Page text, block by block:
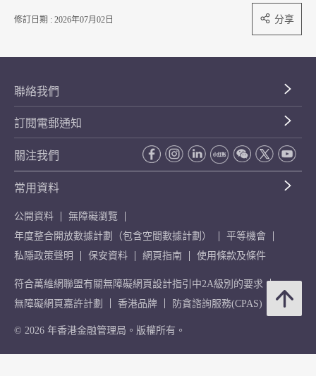
修訂日期 : 2026年07月02日 分享
聯絡我們
訂閱電郵通知
關注我們
常用資料
公開資料
無障礙瀏覽
年度整合開放數據計劃（包含空間數據計劃）
平等機會
私隱政策聲明
保安資料 網頁指南 使用條款及條件
符合萬維網聯盟有關無障礙網頁設計指引中2A級別的要求
無障礙網頁嘉許計劃
香港品牌 防貪諮詢服務(CPAS)
© 2026 年香港金融管理局。版權所有。